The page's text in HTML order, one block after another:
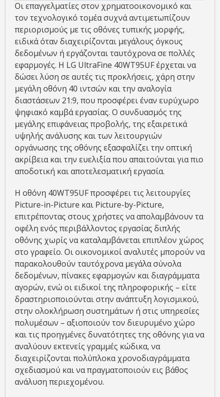
Οι επαγγελματίες στον χρηματοοικονομικό και
τον τεχνολογικό τομέα συχνά αντιμετωπίζουν
περιορισμούς με τις οθόνες τυπικής μορφής,
ειδικά όταν διαχειρίζονται μεγάλους όγκους
δεδομένων ή εργάζονται ταυτόχρονα σε πολλές
εφαρμογές. Η LG UltraFine 40WT95UF έρχεται να
δώσει λύση σε αυτές τις προκλήσεις, χάρη στην
μεγάλη οθόνη 40 ιντσών και την αναλογία
διαστάσεων 21:9, που προσφέρει έναν ευρύχωρο
ψηφιακό καμβά εργασίας. Ο συνδυασμός της
μεγάλης επιφάνειας προβολής, της εξαιρετικά
υψηλής ανάλυσης και των λειτουργιών
οργάνωσης της οθόνης εξασφαλίζει την οπτική
ακρίβεια και την ευελιξία που απαιτούνται για πιο
αποδοτική και αποτελεσματική εργασία.
Η οθόνη 40WT95UF προσφέρει τις λειτουργίες
Picture-in-Picture και Picture-by-Picture,
επιτρέποντας στους χρήστες να απολαμβάνουν τα
οφέλη ενός περιβάλλοντος εργασίας διπλής
οθόνης χωρίς να καταλαμβάνεται επιπλέον χώρος
στο γραφείο. Οι οικονομικοί αναλυτές μπορούν να
παρακολουθούν ταυτόχρονα μεγάλα σύνολα
δεδομένων, πίνακες εφαρμογών και διαγράμματα
αγορών, ενώ οι ειδικοί της πληροφορικής – είτε
δραστηριοποιούνται στην ανάπτυξη λογισμικού,
στην ολοκλήρωση συστημάτων ή στις υπηρεσίες
πολυμέσων – αξιοποιούν τον διευρυμένο χώρο
και τις προηγμένες δυνατότητες της οθόνης για να
αναλύουν εκτενείς γραμμές κώδικα, να
διαχειρίζονται πολύπλοκα χρονοδιαγράμματα
σχεδιασμού και να πραγματοποιούν εις βάθος
ανάλυση περιεχομένου.